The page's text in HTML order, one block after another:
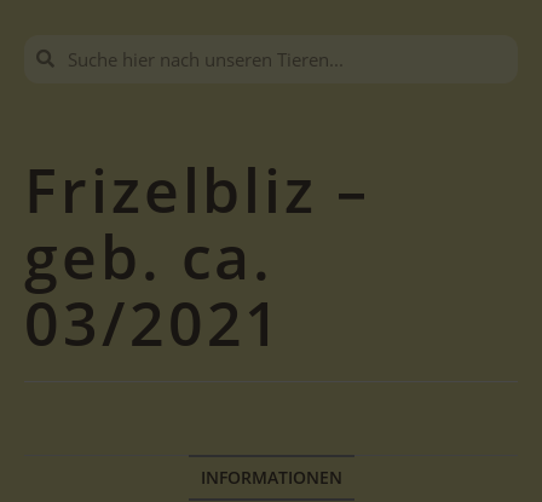
Frizelbliz –
geb. ca.
03/2021
INFORMATIONEN